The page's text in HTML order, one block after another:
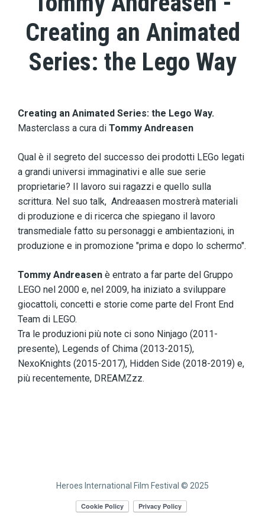
Creating an Animated
Series: the Lego Way
Creating an Animated Series: the Lego Way.
Masterclass a cura di Tommy Andreasen
Qual è il segreto del successo dei prodotti LEGo legati
a grandi universi immaginativi e alle sue serie
proprietarie? Il lavoro sui ragazzi e quello sulla
scrittura. Nel suo talk, Andreaasen mostrerà materiali
di produzione e di ricerca che spiegano il lavoro
transmediale fatto su personaggi e ambientazioni, in
produzione e in promozione "prima e dopo lo schermo".
Tommy Andreasen è entrato a far parte del Gruppo
LEGO nel 2000 e, nel 2009, ha iniziato a sviluppare
giocattoli, concetti e storie come parte del Front End
Team di LEGO.
Tra le produzioni più note ci sono Ninjago (2011-
presente), Legends of Chima (2013-2015),
NexoKnights (2015-2017), Hidden Side (2018-2019) e,
più recentemente, DREAMZzz.
Heroes International Film Festival © 2025